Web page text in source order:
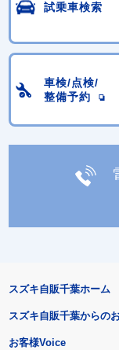
試乗車検索
車検/点検/
整備予約
スズキ自販千葉ホーム
スズキ自販千葉からの
お客様Voice